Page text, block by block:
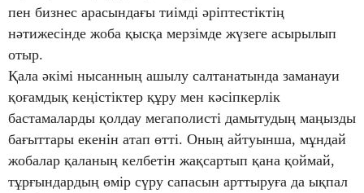
пен бизнес арасындағы тиімді әріптестіктің
нәтижесінде жоба қысқа мерзімде жүзеге асырылып
отыр.
Қала әкімі нысанның ашылу салтанатында заманауи
қоғамдық кеңістіктер құру мен кәсіпкерлік
бастамаларды қолдау мегаполисті дамытудың маңызды
бағыттары екенін атап өтті. Оның айтуынша, мұндай
жобалар қаланың келбетін жақсартып қана қоймай,
тұрғындардың өмір сүру сапасын арттыруға да ықпал